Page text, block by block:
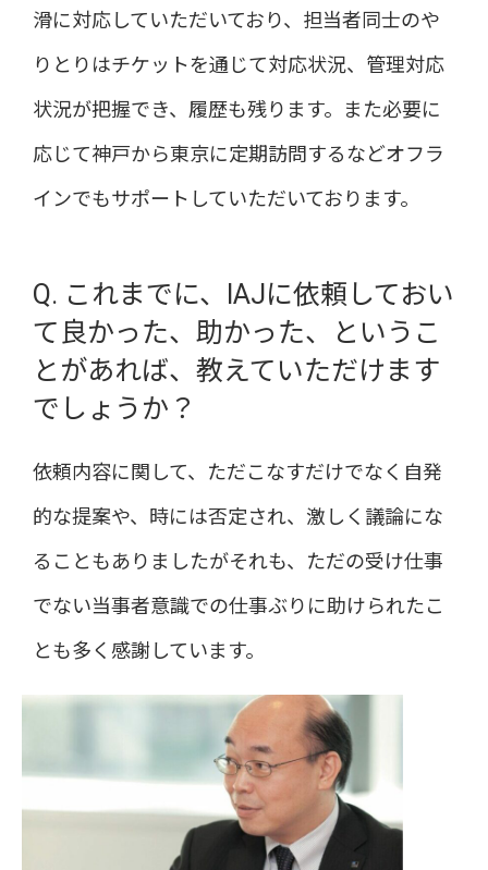
滑に対応していただいており、担当者同士のや
りとりはチケットを通じて対応状況、管理対応
状況が把握でき、履歴も残ります。また必要に
応じて神戸から東京に定期訪問するなどオフラ
インでもサポートしていただいております。
Q. これまでに、IAJに依頼しておい
て良かった、助かった、というこ
とがあれば、教えていただけます
でしょうか？
依頼内容に関して、ただこなすだけでなく自発
的な提案や、時には否定され、激しく議論にな
ることもありましたがそれも、ただの受け仕事
でない当事者意識での仕事ぶりに助けられたこ
とも多く感謝しています。